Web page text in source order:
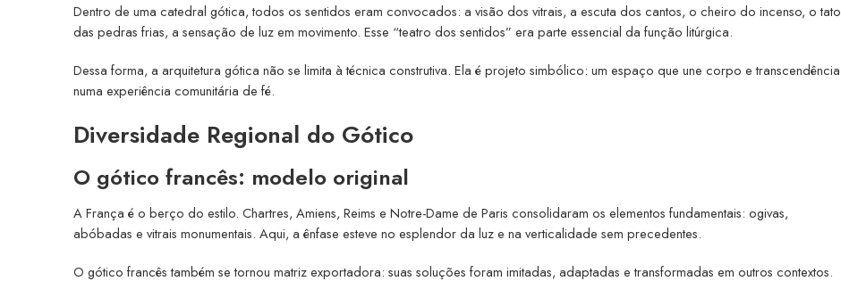
Dentro de uma catedral gótica, todos os sentidos eram convocados: a visão dos vitrais, a escuta dos cantos, o cheiro do incenso, o tato
das pedras frias, a sensação de luz em movimento. Esse “teatro dos sentidos” era parte essencial da função litúrgica.
Dessa forma, a arquitetura gótica não se limita à técnica construtiva. Ela é projeto simbólico: um espaço que une corpo e transcendência
numa experiência comunitária de fé.
Diversidade Regional do Gótico
O gótico francês: modelo original
A França é o berço do estilo. Chartres, Amiens, Reims e Notre-Dame de Paris consolidaram os elementos fundamentais: ogivas,
abóbadas e vitrais monumentais. Aqui, a ênfase esteve no esplendor da luz e na verticalidade sem precedentes.
O gótico francês também se tornou matriz exportadora: suas soluções foram imitadas, adaptadas e transformadas em outros contextos.